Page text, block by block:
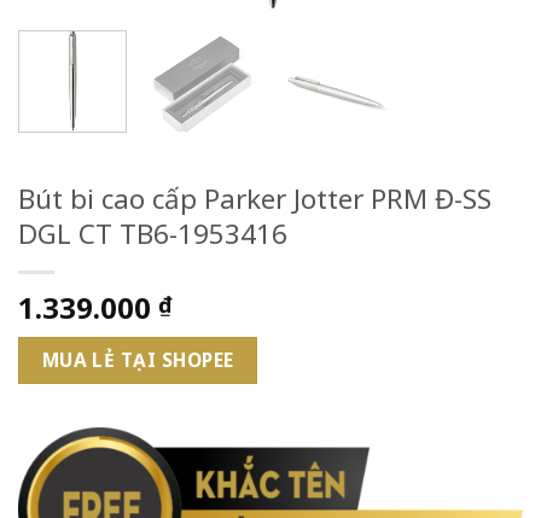
Bút bi cao cấp Parker Jotter PRM Đ-SS
DGL CT TB6-1953416
1.339.000 ₫
MUA LẺ TẠI SHOPEE